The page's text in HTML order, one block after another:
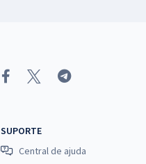
SUPORTE
Central de ajuda